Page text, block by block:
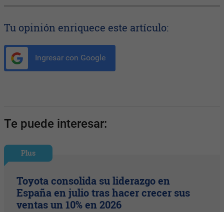
Tu opinión enriquece este artículo:
Ingresar con Google
Te puede interesar:
Plus
Toyota consolida su liderazgo en
España en julio tras hacer crecer sus
ventas un 10% en 2026